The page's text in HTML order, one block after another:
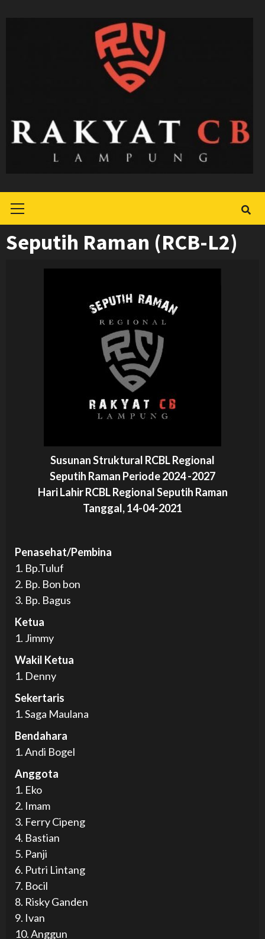
Menu
Seputih Raman (RCB-L2)
Susunan Struktural RCBL Regional
Seputih Raman Periode 2024 -2027
Hari Lahir RCBL Regional Seputih Raman
Tanggal, 14-04-2021
Penasehat/Pembina
1. Bp.Tuluf
2. Bp. Bon bon
3. Bp. Bagus
Ketua
1. Jimmy
Wakil Ketua
1. Denny
Sekertaris
1. Saga Maulana
Bendahara
1. Andi Bogel
Anggota
1. Eko
2. Imam
3. Ferry Cipeng
4. Bastian
5. Panji
6. Putri Lintang
7. Bocil
8. Risky Ganden
9. Ivan
10. Anggun